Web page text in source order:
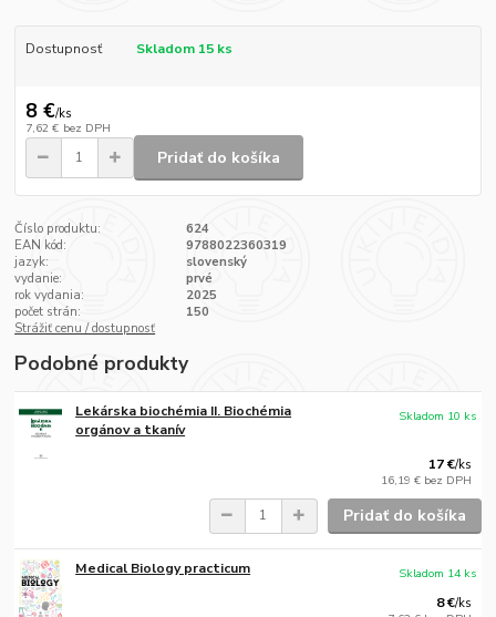
Dostupnosť Skladom 15 ks
8 €/ks
7,62 € bez DPH
Pridať do košíka
Číslo produktu:
624
EAN kód:
9788022360319
jazyk:
slovenský
vydanie:
prvé
rok vydania:
2025
počet strán:
150
Strážiť cenu / dostupnosť
Podobné produkty
Lekárska biochémia II. Biochémia
orgánov a tkanív
17 €/ks
16,19 € bez DPH
Skladom 10 ks
Pridať do košíka
Medical Biology practicum
8 €/ks
Skladom 14 ks